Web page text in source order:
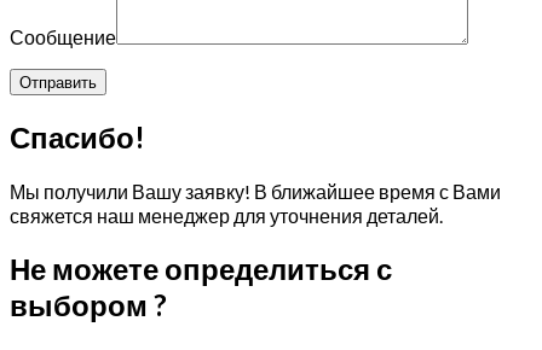
Сообщение
Спасибо!
Мы получили Вашу заявку! В ближайшее время с Вами
свяжется наш менеджер для уточнения деталей.
Не можете определиться с
выбором ?